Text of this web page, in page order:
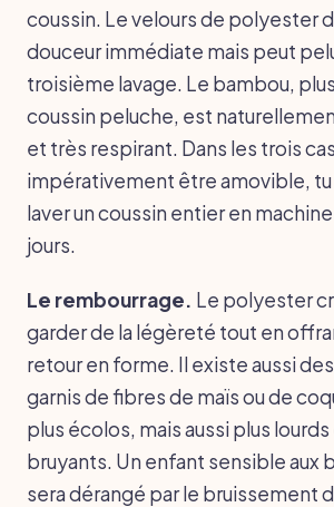
coussin. Le velours de polyester
douceur immédiate mais peut
troisième lavage. Le bambou,
coussin peluche, est
et très respirant. Dans les trois
impérativement être amovible, tu
laver un coussin entier en
jours.
Le rembourrage. Le polyester
garder de la légèreté tout en
retour en forme. Il existe aussi
garnis de fibres de maïs ou de
plus écolos, mais aussi plus
bruyants. Un enfant sensible aux
sera dérangé par le bruissement